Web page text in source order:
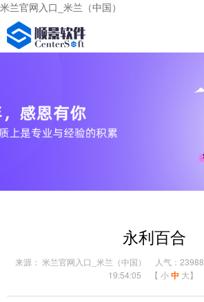
米兰官网入口_米兰（中国）
永利百合
来源： 米兰官网入口_米兰（中国） 人气：23988
19:54:05
【 小 中 大】